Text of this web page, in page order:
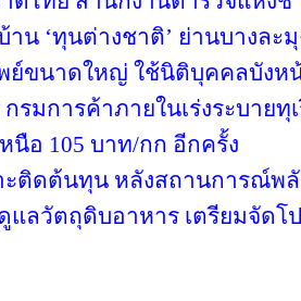
น ‘ทุนต่างชาติ’ ย่านบางละ
ย์ขนาดใหญ่ ใช้นิติบุคคลบังห
รมการค้าภายในเร่งระบาย
นือ 105 บาท/กก อีกครั้ง
ติดต้นทุน หลังสถานการณ์พ
แลวัตถุดิบอาหาร เตรียมจัดโ